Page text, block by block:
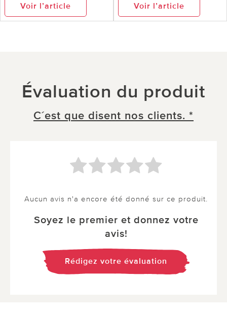
Voir l’article Voir l’article
Évaluation du produit
C´est que disent nos clients. *
Aucun avis n'a encore été donné sur ce produit.
Soyez le premier et donnez votre
avis!
Rédigez votre évaluation